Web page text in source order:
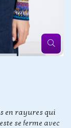
en rayures qui
se ferme avec